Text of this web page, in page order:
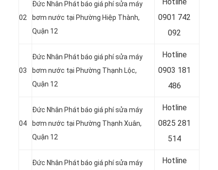
02
Đức Nhân Phát báo giá phí sửa máy
bơm nước tại Phường Hiệp Thành,
Quận 12
0901 742
092
03
Đức Nhân Phát báo giá phí sửa máy
bơm nước tại Phường Thạnh Lộc,
Quận 12
Hotline
0903 181
486
04
Đức Nhân Phát báo giá phí sửa máy
bơm nước tại Phường Thạnh Xuân,
Quận 12
Hotline
0825 281
514
Đức Nhân Phát báo giá phí sửa máy
Hotline